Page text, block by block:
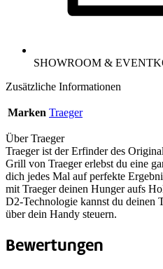
SHOWROOM &
Zusätzliche Informationen
Marken Traeger
Über Traeger
Traeger ist der Erfinder des
Grill von Traeger erlebst du eine
dich jedes Mal auf perfekte
mit Traeger deinen Hunger aufs
D2-Technologie kannst du deinen
über dein Handy steuern.
Bewertungen